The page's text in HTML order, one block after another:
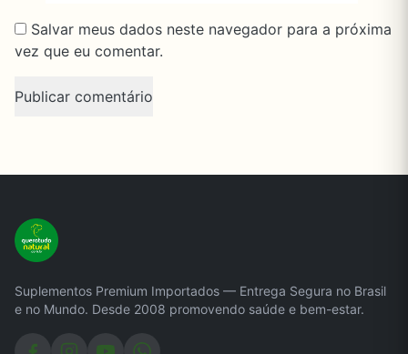
Salvar meus dados neste navegador para a próxima
vez que eu comentar.
Suplementos Premium Importados — Entrega Segura no Brasil
e no Mundo. Desde 2008 promovendo saúde e bem-estar.